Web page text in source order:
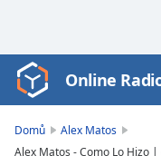
Video
Player
loading.
Online
Domů
Alex Matos
Alex Matos - Como Lo Hizo |